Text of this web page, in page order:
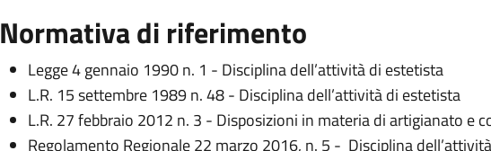
Normativa di riferimento
Legge 4 gennaio 1990 n. 1 - Disciplina dell’attività di estetista
L.R. 15 settembre 1989 n. 48 ​- Disciplina dell’attività di estetista
L.R. 27 febbraio 2012 n. 3 - Disposizioni in materia di artigianato e
Regolamento Regionale 22 marzo 2016, n. 5 ​- Disciplina